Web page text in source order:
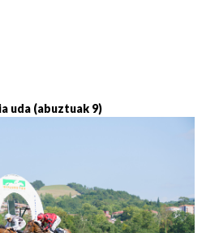
11:30 Uztailaren 19a / 19 de
uda (abuztuak 9)